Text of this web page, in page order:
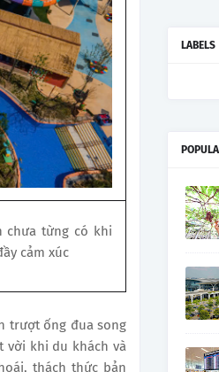
chưa từng có khi
cảm xúc
trượt ống đua song
vời khi du khách và
thách thức bản
LABELS